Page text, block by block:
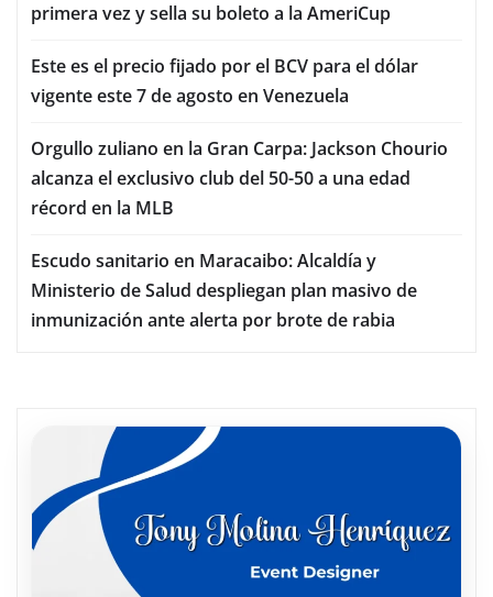
primera vez y sella su boleto a la AmeriCup
Este es el precio fijado por el BCV para el dólar
vigente este 7 de agosto en Venezuela
Orgullo zuliano en la Gran Carpa: Jackson Chourio
alcanza el exclusivo club del 50-50 a una edad
récord en la MLB
Escudo sanitario en Maracaibo: Alcaldía y
Ministerio de Salud despliegan plan masivo de
inmunización ante alerta por brote de rabia